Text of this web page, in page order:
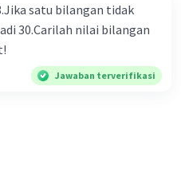
satu bilangan tidak
30.Carilah nilai bilangan
Jawaban terverifikasi